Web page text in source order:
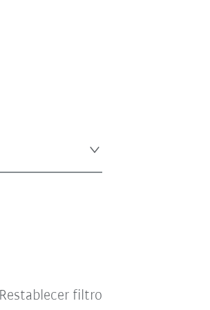
Restablecer filtro